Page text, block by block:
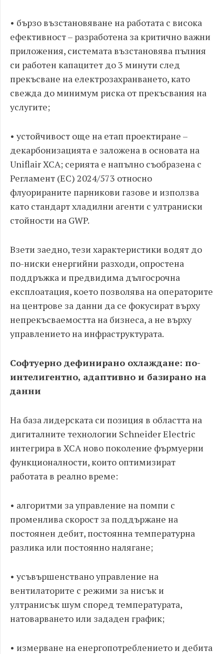
• бързо възстановяване на работата с висока
ефективност – разработена за критично важни
приложения, системата възстановява пълния
си работен капацитет до 3 минути след
прекъсване на електрозахранването, като
свежда до минимум риска от прекъсвания на
услугите;
• устойчивост още на етап проектиране –
декарбонизацията е заложена в основата на
Uniflair XCA; серията е напълно съобразена с
Регламент (ЕС) 2024/573 относно
флуорираните парникови газове и използва
като стандарт хладилни агенти с ултраниски
стойности на GWP.
Взети заедно, тези характеристики водят до
по-ниски енергийни разходи, опростена
поддръжка и предвидима дългосрочна
експлоатация, което позволява на операторите
на центрове за данни да се фокусират върху
непрекъсваемостта на бизнеса, а не върху
управлението на инфраструктурата.
Софтуерно дефинирано охлаждане: по-
интелигентно, адаптивно и базирано на
данни
На база лидерската си позиция в областта на
дигиталните технологии Schneider Electric
интегрира в XCA ново поколение фърмуерни
функционалности, които оптимизират
работата в реално време:
• алгоритми за управление на помпи с
променлива скорост за поддържане на
постоянен дебит, постоянна температурна
разлика или постоянно налягане;
• усъвършенствано управление на
вентилаторите с режими за нисък и
ултранисък шум според температурата,
натоварването или зададен график;
• измерване на енергопотреблението и дебита